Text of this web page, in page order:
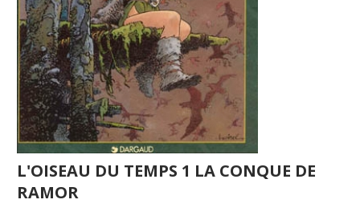
L'OISEAU DU TEMPS 1 LA CONQUE DE
RAMOR